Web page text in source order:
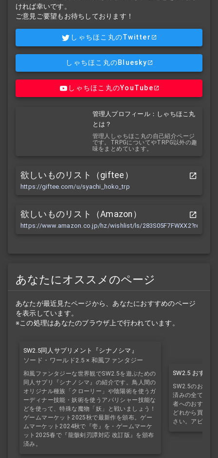
ければ幸いです。
ご意見ご要望もお待ちしております！
しゃちほこ丸のTwitter
しゃちほこ丸のBluesky
しゃちほこ丸のYouTube
管理人プロフィール：しゃちほこ丸
とは？
管理人しゃちほこ丸の自己紹介ページ
です。TRPGについてやTRPG以外の趣
味をまとめています。
欲しいものリスト（giftee）
https://giftee.com/u/syachi_hoko_trp
欲しいものリスト（Amazon）
https://www.amazon.co.jp/hz/wishlist/ls/
あなたにオススメのページ
あなたが最近見たページから、あなたにおすすめのページ
を表示しています。
※この処理はあなたのブラウザ上で行われています。
SW2.5同人サプリメント『シナノシマ』
ソード・ワールド2.5 × 和風ファンタジー
和風ファンタジーな世界観でSW2.5を遊ぶための
同人サプリ『シナノシマ』の紹介です。鳥人間の
オリジナル種族「クローリー」や陰陽術を使うガ
ーディナー技能・妖術を使うアパリシャー技能な
どを使って、特殊な魔物「妖」と戦いましょう！
ゲームマーケット2025秋で最新作を頒布。ゲー
ムマーケット2024秋で『壱』を・ゲームマーケ
ット2025春で『龍骸剣刃譚対応 改訂版』を頒布
済み。
SW2.5 おすす
SW2.5のおすす
済みの全てのサ
者へのおすすめ
どれから買えば
さい。アビスブ